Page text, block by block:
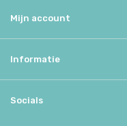
Mijn account
Informatie
Socials